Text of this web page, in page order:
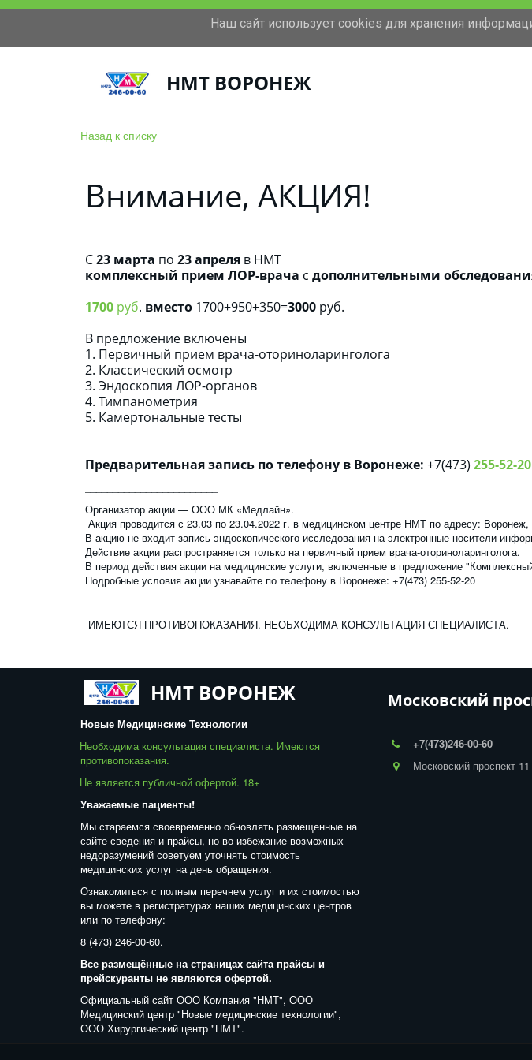
Московский проспект 11
НМТ ВОРОНЕЖ
Назад к списку
Внимание, АКЦИЯ!
С23 марта по 23 апреля в НМТ
комплексный прием ЛОР-врача с дополнительными
1700 руб. вместо 1700+950+350=3000 руб.
В предложение включены
1. Первичный прием врача-оториноларинголога
2. Классический осмотр
3. Эндоскопия ЛОР-органов
4. Тимпанометрия
5. Камертональные тесты
Предварительная запись по телефону в Воронеже: +7(473) 255-52-20
Организатор акции — ООО МК «Медлайн».
Акция проводится с 23.03 по 23.04.2022 г. в медицинском центре НМТ по адресу:
В акцию не входит запись эндоскопического исследования на электронные носители
Действие акции распространяется только на первичный прием врача-оториноларинголога.
В период действия акции на медицинские услуги, включенные в предложение
Подробные условия акции узнавайте по телефону в Воронеже: +7(473) 255-52-20
ИМЕЮТСЯ ПРОТИВОПОКАЗАНИЯ. НЕОБХОДИМА КОНСУЛЬТАЦИЯ СПЕЦИАЛИСТА.
НМТ ВОРОНЕЖ
Новые Медицинские Технологии
Необходима консультация специалиста. Имеются
противопоказания.
Не является публичной офертой. 18+
Уважаемые пациенты!
Мы стараемся своевременно обновлять размещенные на
сайте сведения и прайсы, но во избежание возможных
недоразумений советуем уточнять стоимость
медицинских услуг на день обращения.
Ознакомиться с полным перечнем услуг и их стоимостью
вы можете в регистратурах наших медицинских центров
или по телефону:
8 (473) 246-00-60.
Все размещённые на страницах сайта прайсы и
прейскуранты не являются офертой.
Официальный сайт ООО Компания "НМТ", ООО
Медицинский центр "Новые медицинские технологии",
ООО Хирургический центр "НМТ".
Московский
+7(473)246-00-60
Московский проспект 11
Наш сайт использует cookies для хранения